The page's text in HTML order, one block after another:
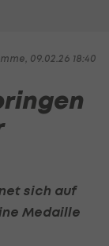
09.02.26 18:40
sich auf
Medaille